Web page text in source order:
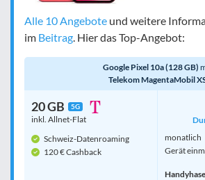
Alle 10 Angebote und weitere
im Beitrag . Hier das Top-Angebot:
Google Pixel 10a (128 GB)
Telekom MagentaMobil
20 GB 5G
inkl. Allnet-Flat
Schweiz-Datenroaming
120 € Cashback
monatlich
Gerät